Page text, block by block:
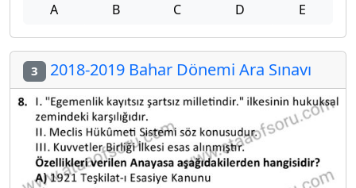
A B C D E
3 2018-2019 Bahar Dönemi Ara Sınavı